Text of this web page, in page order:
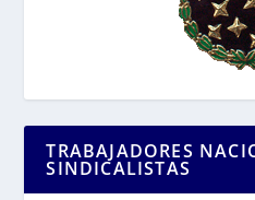
TRABAJADORES
SINDICALISTAS